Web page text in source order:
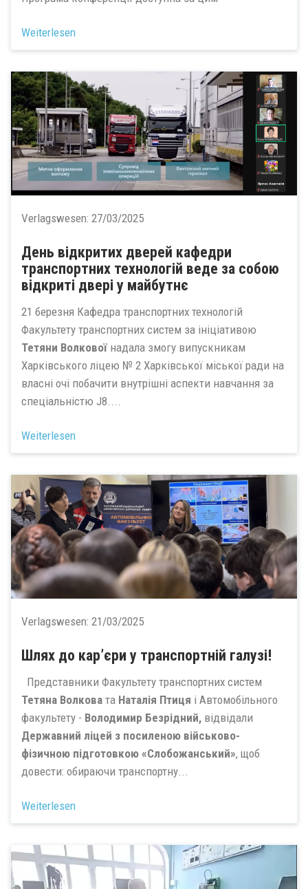
Weiterlesen
Verlagswesen: 27/03/2025
День відкритих дверей кафедри
транспортних технологій веде за собою
відкриті двері у майбутнє
21 березня Кафедра транспортних технологій
Факультету транспортних систем за ініціативою
Тетяни Волкової надала змогу випускникам
Харківського ліцею № 2 Харківської міської ради на
власні очі побачити внутрішні аспекти навчання за
спеціальністю J8....
Weiterlesen
Verlagswesen: 21/03/2025
Шлях до кар’єри у транспортній галузі!
Представники Факультету транспортних систем
Тетяна Волкова та Наталія Птиця і Автомобільного
факультету - Володимир Безрідний, відвідали
Державний ліцей з посиленою військово-
фізичною підготовкою «Слобожанський», щоб
довести: обираючи транспортну...
Weiterlesen